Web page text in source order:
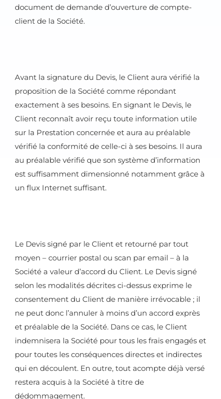
document de demande d’ouverture de compte-
client de la Société.
Avant la signature du Devis, le Client aura vérifié la
proposition de la Société comme répondant
exactement à ses besoins. En signant le Devis, le
Client reconnaît avoir reçu toute information utile
sur la Prestation concernée et aura au préalable
vérifié la conformité de celle-ci à ses besoins. Il aura
au préalable vérifié que son système d’information
est suffisamment dimensionné notamment grâce à
un flux Internet suffisant.
Le Devis signé par le Client et retourné par tout
moyen – courrier postal ou scan par email – à la
Société a valeur d’accord du Client. Le Devis signé
selon les modalités décrites ci-dessus exprime le
consentement du Client de manière irrévocable ; il
ne peut donc l’annuler à moins d’un accord exprès
et préalable de la Société. Dans ce cas, le Client
indemnisera la Société pour tous les frais engagés et
pour toutes les conséquences directes et indirectes
qui en découlent. En outre, tout acompte déjà versé
restera acquis à la Société à titre de
dédommagement.